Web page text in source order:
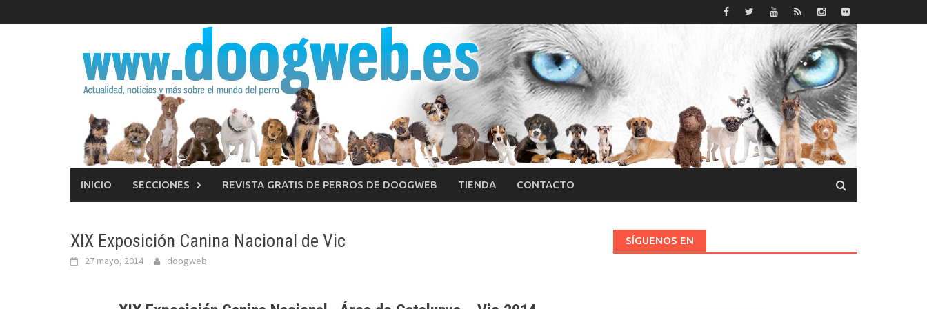
al
INICIO SECCIONES REVISTA GRATIS DE PERROS DE DOOGWEB TIENDA CONTACTO
XIX Exposición Canina Nacional de Vic
27 mayo, 2014 doogweb
SÍGUENOS EN